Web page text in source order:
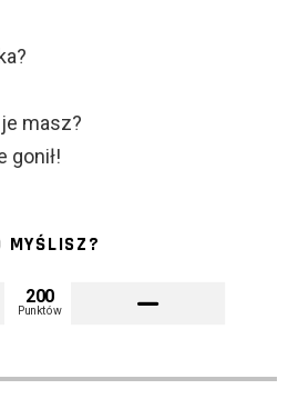
masz?
gonił!
MYŚLISZ?
200
Punktów